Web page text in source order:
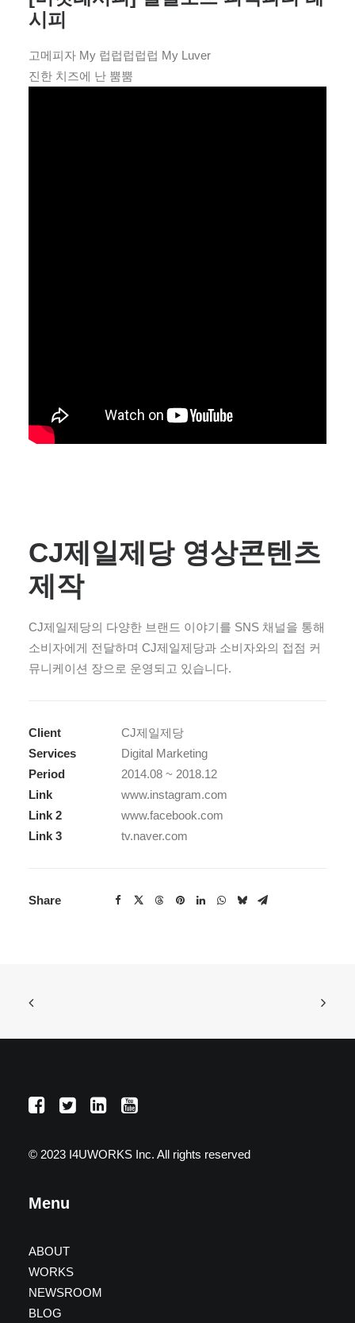
시피
고메피자 My 럽럽럽럽럽 My Luver
진한 치즈에 난 뿜뿜
CJ제일제당 영상콘텐츠
제작
CJ제일제당의 다양한 브랜드 이야기를 SNS 채널을 통해
소비자에게 전달하며 CJ제일제당과 소비자와의 접점 커
뮤니케이션 장으로 운영되고 있습니다.
Client
CJ제일제당
Services
Digital Marketing
Period
2014.08 ~ 2018.12
Link
www.instagram.com
Link 2
www.facebook.com
Link 3
tv.naver.com
Share
© 2023 I4UWORKS Inc. All rights reserved
Menu
ABOUT
WORKS
NEWSROOM
BLOG